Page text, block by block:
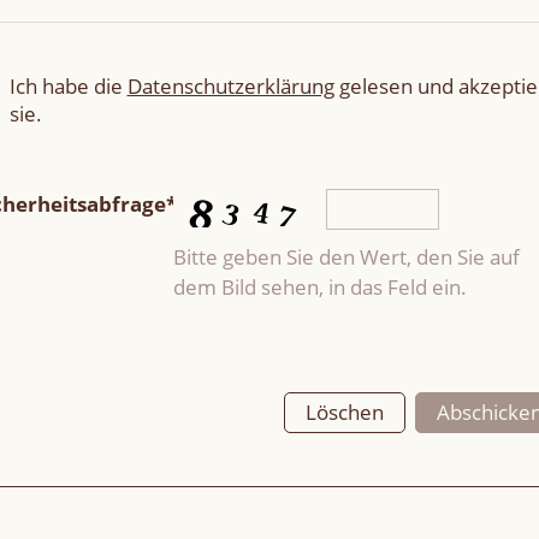
Ich habe die Datenschutzerklärunggelesen und
sie.
Bitte geben Sie den Wert, den Sie auf
dem Bild sehen, in das Feld ein.
Löschen